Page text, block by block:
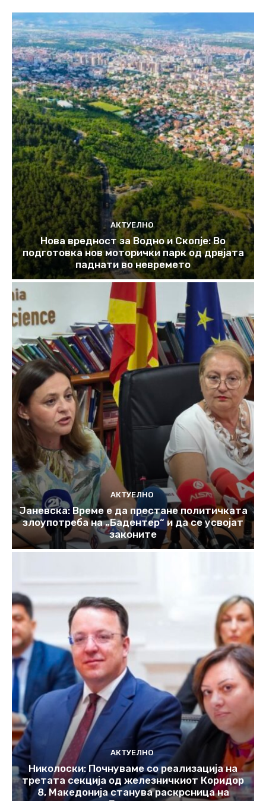
АКТУЕЛНО
Нова вредност за Водно и Скопје: Во
подготовка нов моторички парк од дрвјата
паднати во невремето
АКТУЕЛНО
Јаневска: Време е да престане политичката
злоупотреба на „Бадентер“ и да се усвојат
законите
АКТУЕЛНО
Николоски: Почнуваме со реализација на
третата секција од железничкиот Коридор
8, Македонија станува раскрсница на